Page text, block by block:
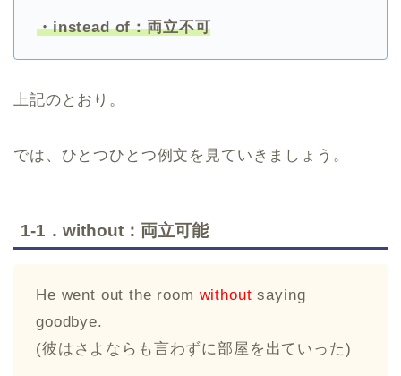
・instead of：両立不可
上記のとおり。
では、ひとつひとつ例文を見ていきましょう。
1-1．without：両立可能
He went out the room without saying
goodbye.
(彼はさよならも言わずに部屋を出ていった)